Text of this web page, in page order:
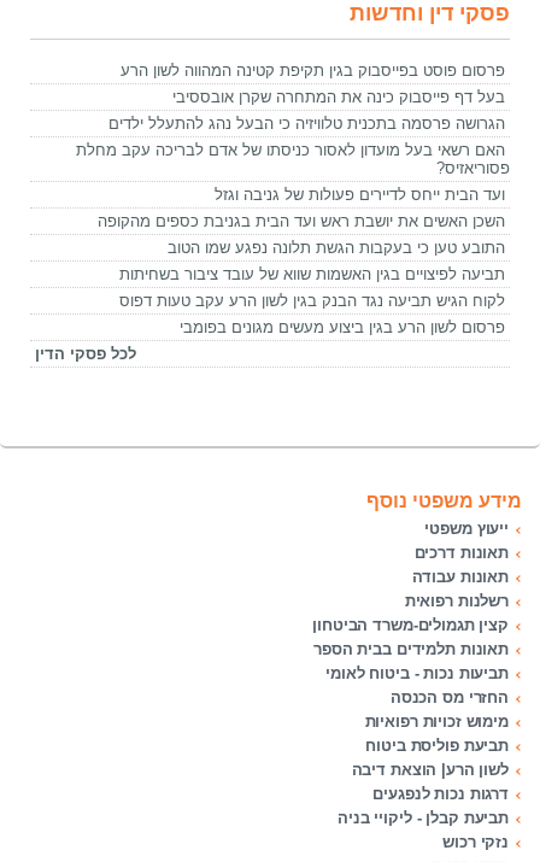
פסקי דין וחדשות
פרסום פוסט בפייסבוק בגין תקיפת קטינה המהווה לשון הרע
בעל דף פייסבוק כינה את המתחרה שקרן אובססיבי
הגרושה פרסמה בתכנית טלוויזיה כי הבעל נהג להתעלל ילדים
האם רשאי בעל מועדון לאסור כניסתו של אדם לבריכה עקב מחלת
פסוריאזיס?
ועד הבית ייחס לדיירים פעולות של גניבה וגזל
השכן האשים את יושבת ראש ועד הבית בגניבת כספים מהקופה
התובע טען כי בעקבות הגשת תלונה נפגע שמו הטוב
תביעה לפיצויים בגין האשמות שווא של עובד ציבור בשחיתות
לקוח הגיש תביעה נגד הבנק בגין לשון הרע עקב טעות דפוס
פרסום לשון הרע בגין ביצוע מעשים מגונים בפומבי
לכל פסקי הדין
מידע משפטי נוסף
ייעוץ משפטי
תאונות דרכים
תאונות עבודה
רשלנות רפואית
קצין תגמולים-משרד הביטחון
תאונות תלמידים בבית הספר
תביעות נכות - ביטוח לאומי
החזרי מס הכנסה
מימוש זכויות רפואיות
תביעת פוליסת ביטוח
לשון הרע| הוצאת דיבה
דרגות נכות לנפגעים
תביעת קבלן - ליקויי בניה
נזקי רכוש